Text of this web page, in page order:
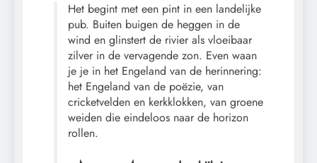
Het begint met een pint in een landelijke
pub. Buiten buigen de heggen in de
wind en glinstert de rivier als vloeibaar
zilver in de vervagende zon. Even waan
je je in het Engeland van de herinnering:
het Engeland van de poëzie, van
cricketvelden en kerkklokken, van groene
weiden die eindeloos naar de horizon
rollen.